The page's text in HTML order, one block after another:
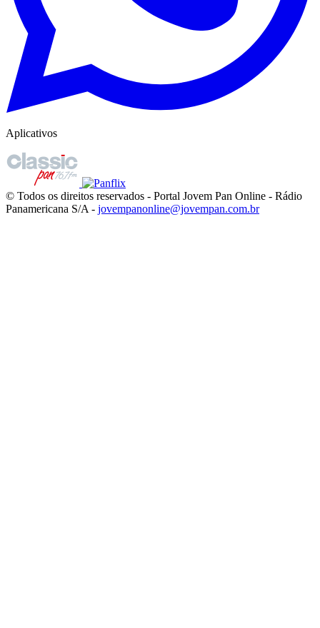
Aplicativos
© Todos os direitos reservados - Portal Jovem Pan Online - Rádio
Panamericana S/A - jovempanonline@jovempan.com.br